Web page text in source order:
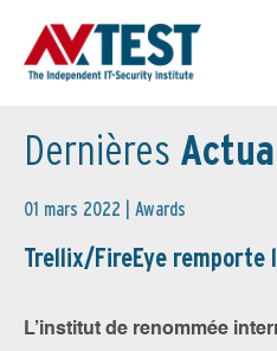
Dernières
01 mars 2022 | Awards
Trellix/FireEye remporte
L’institut de renommée